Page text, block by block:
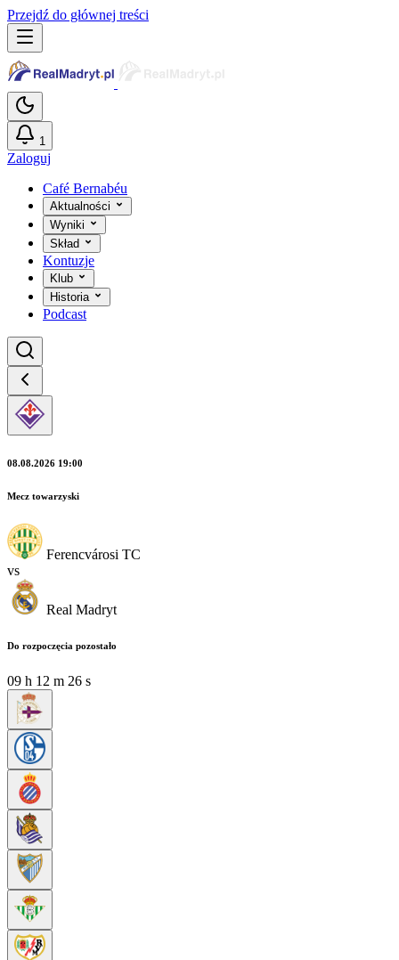
Przejdź do głównej treści
1
Zaloguj
Café Bernabéu
Aktualności
Wyniki
Skład
Kontuzje
Klub
Historia
Podcast
08.08.2026 19:00
Mecz towarzyski
Ferencvárosi TC
vs
Real Madryt
Do rozpoczęcia pozostało
09 h 12 m 25 s